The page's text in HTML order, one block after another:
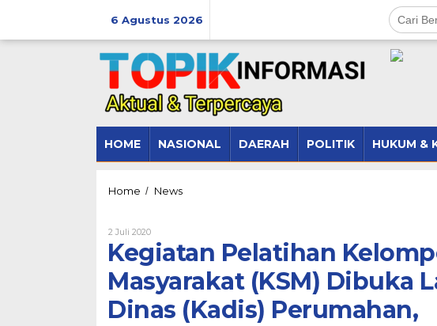
6 Agustus 2026
HOME NASIONAL DAERAH POLITIK HUKUM &
Home / NewsKegiatan
Masyarakat
(KSM)
Dibuka
Langsung
oleh
Kepala
2 Juli 2020Oleh
Admin
Kegiatan Pelatihan
Masyarakat (KSM) Dibuka
Dinas (Kadis) Perumahan,